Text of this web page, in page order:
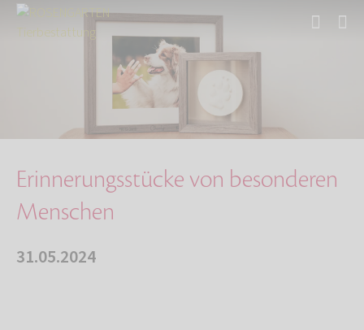
Aktuelles
Erinnerungsstücke von besonderen Menschen
Erinnerungsstücke von besonderen
Menschen
31.05.2024